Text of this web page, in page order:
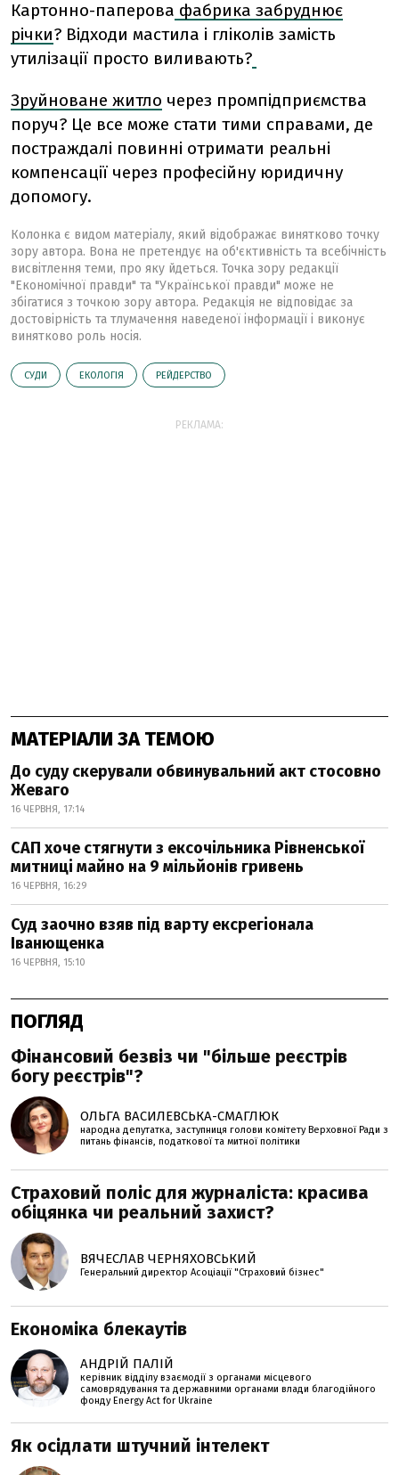
Картонно-паперова фабрика забруднює
річки? Відходи мастила і гліколів замість
утилізації просто виливають?
Зруйноване житло через промпідприємства
поруч? Це все може стати тими справами, де
постраждалі повинні отримати реальні
компенсації через професійну юридичну
допомогу.
Колонка є видом матеріалу, який відображає винятково точку
зору автора. Вона не претендує на об'єктивність та всебічність
висвітлення теми, про яку йдеться. Точка зору редакції
"Економічної правди" та "Української правди" може не
збігатися з точкою зору автора. Редакція не відповідає за
достовірність та тлумачення наведеної інформації і виконує
винятково роль носія.
СУДИ ЕКОЛОГІЯ РЕЙДЕРСТВО
РЕКЛАМА:
МАТЕРІАЛИ ЗА ТЕМОЮ
До суду скерували обвинувальний акт стосовно
Жеваго
16 ЧЕРВНЯ, 17:14
САП хоче стягнути з ексочільника Рівненської
митниці майно на 9 мільйонів гривень
16 ЧЕРВНЯ, 16:29
Суд заочно взяв під варту ексрегіонала
Іванющенка
16 ЧЕРВНЯ, 15:10
ПОГЛЯД
Фінансовий безвіз чи "більше реєстрів
богу реєстрів"?
ОЛЬГА ВАСИЛЕВСЬКА-СМАГЛЮК
народна депутатка, заступниця голови комітету Верховної Ради з
питань фінансів, податкової та митної політики
Страховий поліс для журналіста: красива
обіцянка чи реальний захист?
ВЯЧЕСЛАВ ЧЕРНЯХОВСЬКИЙ
Генеральний директор Асоціації "Страховий бізнес"
Економіка блекаутів
АНДРІЙ ПАЛІЙ
керівник відділу взаємодії з органами місцевого
самоврядування та державними органами влади благодійного
фонду Energy Act for Ukraine
Як осідлати штучний інтелект